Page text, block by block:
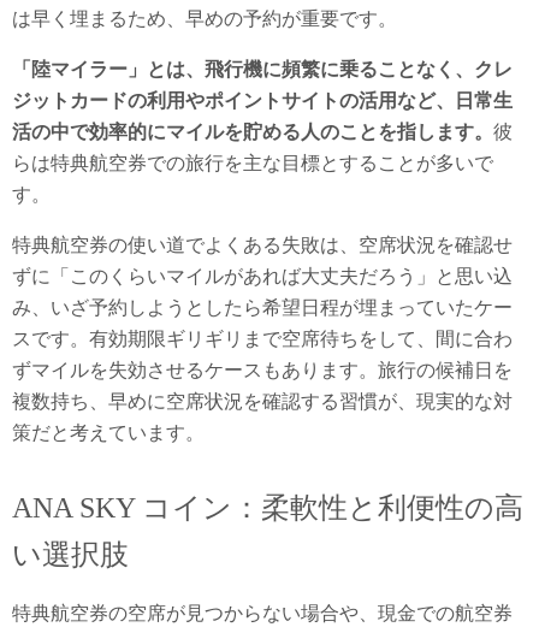
は早く埋まるため、早めの予約が重要です。
「陸マイラー」とは、飛行機に頻繁に乗ることなく、クレ
ジットカードの利用やポイントサイトの活用など、日常生
活の中で効率的にマイルを貯める人のことを指します。 彼
らは特典航空券での旅行を主な目標とすることが多いで
す。
特典航空券の使い道でよくある失敗は、空席状況を確認せ
ずに「このくらいマイルがあれば大丈夫だろう」と思い込
み、いざ予約しようとしたら希望日程が埋まっていたケー
スです。有効期限ギリギリまで空席待ちをして、間に合わ
ずマイルを失効させるケースもあります。旅行の候補日を
複数持ち、早めに空席状況を確認する習慣が、現実的な対
策だと考えています。
ANA SKY コイン：柔軟性と利便性の高
い選択肢
特典航空券の空席が見つからない場合や、現金での航空券